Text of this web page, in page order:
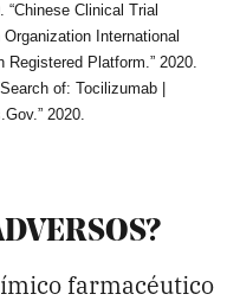
Clinical Trial
International
Platform.” 2020.
of: Tocilizumab |
2020.
farmacéutico